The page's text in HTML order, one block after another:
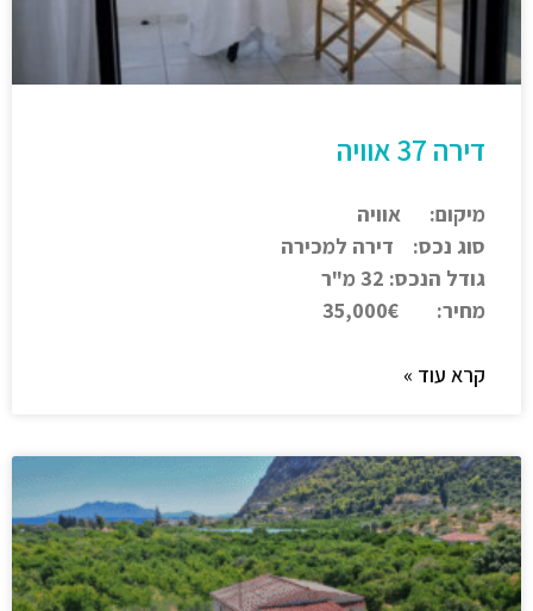
דירה 37 אוויה
מיקום: אוויה
סוג נכס: דירה למכירה
גודל הנכס: 32 מ"ר
מחיר: 35,000€
קרא עוד »